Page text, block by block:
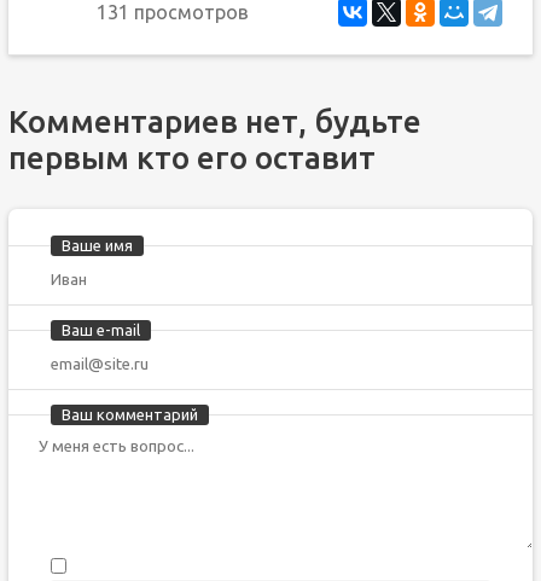
131 просмотров
Комментариев нет, будьте
первым кто его оставит
Ваше имя
Ваш e-mail
Ваш комментарий